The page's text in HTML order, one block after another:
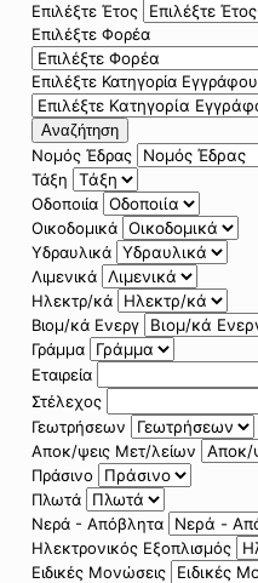
Επιλέξτε Έτος
Επιλέξτε Φορέα
Επιλέξτε Κατηγορία Εγγράφου
Αναζήτηση
Νομός Έδρας
Τάξη
Οδοποιία
Οικοδομικά
Υδραυλικά
Λιμενικά
Ηλεκτρ/κά
Βιομ/κά Ενεργ
Γράμμα
Εταιρεία
Στέλεχος
Γεωτρήσεων
Αποκ/ψεις Μετ/λείων
Πράσινο
Πλωτά
Νερά - Απόβλητα
Ηλεκτρονικός Εξοπλισμός
Ειδικές Μονώσεις